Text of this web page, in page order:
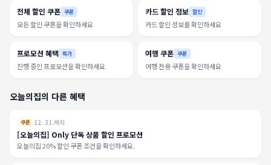
전체 할인 쿠폰 쿠폰
모든 할인 쿠폰을 확인하세요
카드 할인 정보 할인
카드 할인 정보를 확인하세요
프로모션 혜택 특가
진행 중인 프로모션을 확인하세요
여행 쿠폰 쿠폰
여행 전용 쿠폰을 확인하세요
오늘의집의 다른 혜택
쿠폰 12. 31.까지
[오늘의집] Only 단독 상품 할인 프로모션
오늘의집 20% 할인 쿠폰 조건을 확인하세요.